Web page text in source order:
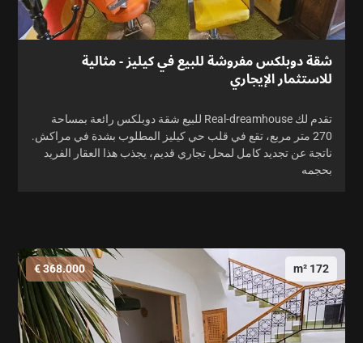
شقة دوبلكس مفروشة للبيع في كيليز - مثالية
للاستثمار الإيجاري
تقدم لك Real-dreamhouse للبيع شقة دوبلكس رائعة بمساحة
270 متر مربع، تقع في قلب حي كيليز المطلوب بشدة في مراكش.
ناتجة عن تجديد كامل لمحل تجاري قديم، يجذب هذا العقار الفريد
بحجمه
172 m²
368.000 €